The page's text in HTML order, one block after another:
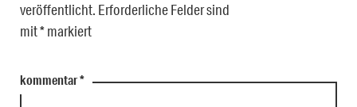
veröffentlicht. Erforderliche Felder sind
mit*markiert
kommentar*